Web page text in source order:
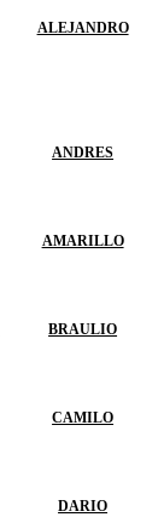
ALEJANDRO
ANDRES
AMARILLO
BRAULIO
CAMILO
DARIO